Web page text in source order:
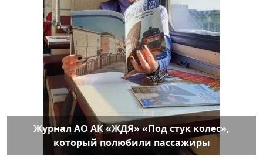
Журнал АО АК «ЖДЯ» «Под стук колес»,
который полюбили пассажиры